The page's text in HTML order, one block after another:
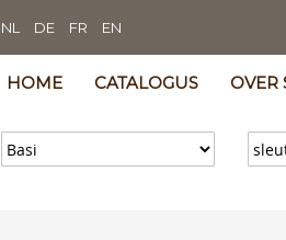
NL DE FR EN
HOME CATALOGUS OVER